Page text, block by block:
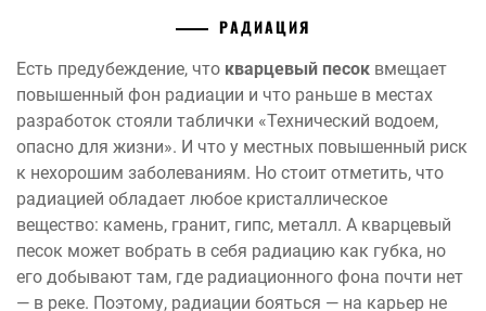
РАДИАЦИЯ
Есть предубеждение, что кварцевый песок вмещает
повышенный фон радиации и что раньше в местах
разработок стояли таблички «Технический водоем,
опасно для жизни». И что у местных повышенный риск
к нехорошим заболеваниям. Но стоит отметить, что
радиацией обладает любое кристаллическое
вещество: камень, гранит, гипс, металл. А кварцевый
песок может вобрать в себя радиацию как губка, но
его добывают там, где радиационного фона почти нет
— в реке. Поэтому, радиации бояться — на карьер не